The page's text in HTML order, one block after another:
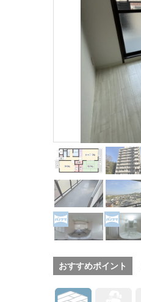
おすすめポイント